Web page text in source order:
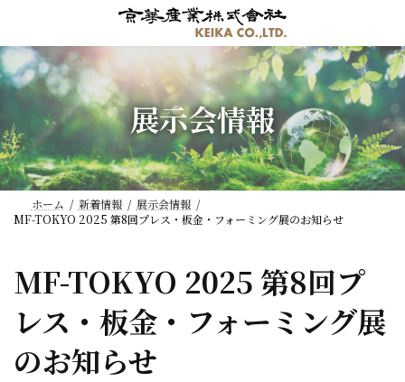
テ
ン
ツ
ス
キ
ッ
プ
ゲ
ー
シ
ン
に
移
動
展示会情報
ホーム 新着情報
展示会情報
MF-TOKYO 2025 第8回プレス・板金・フォーミング展のお知らせ
MF-TOKYO 2025 第8回プ
レス・板金・フォーミング展
のお知らせ